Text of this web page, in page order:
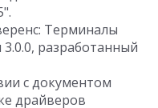
Терминалы
разработанный
с документом
драйверов